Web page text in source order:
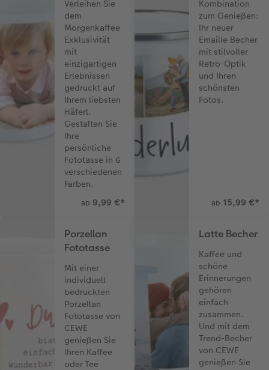
Fotobuch erstellen
Neuheiten
CEWE myPhotos
Extras
Fotos digitalisieren
Extras
Retro Minis
Neuheiten
CEWE myPhotos
CEWE myPhotos
CEWE myPhotos
Verleihen Sie
dem
Morgenkaffee
Exklusivität
mit
einzigartigen
Erlebnissen
gedruckt auf
Ihrem liebsten
Häferl.
Gestalten Sie
Ihre
persönliche
Fototasse in 6
verschiedenen
Farben.
ab 9,99 €*
Kombination
zum Genießen:
Ihr neuer
Emaille Becher
mit stilvoller
Retro-Optik
und Ihren
schönsten
Fotos.
ab 15,99 €*
Porzellan
Fototasse
Mit einer
individuell
bedruckten
Porzellan
Fototasse von
CEWE
genießen Sie
Ihren Kaffee
oder Tee
Latte Becher
Kaffee und
schöne
Erinnerungen
gehören
einfach
zusammen.
Und mit dem
Trend-Becher
von CEWE
genießen Sie